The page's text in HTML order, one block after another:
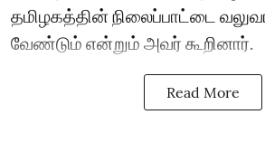
தமிழகத்தின் நிலைப்பாட்டை
வேண்டும் என்றும் அவர் கூறினார்.
Read More